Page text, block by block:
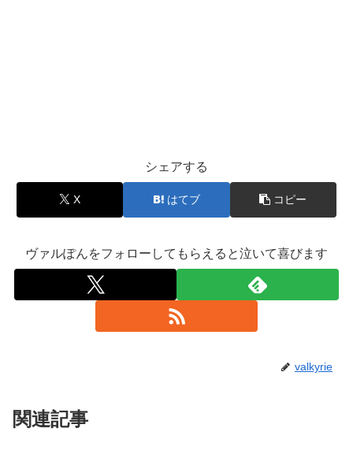
シェアする
X はてブ コピー
ヴァルぽんをフォローしてもらえると泣いて喜びます
valkyrie
関連記事